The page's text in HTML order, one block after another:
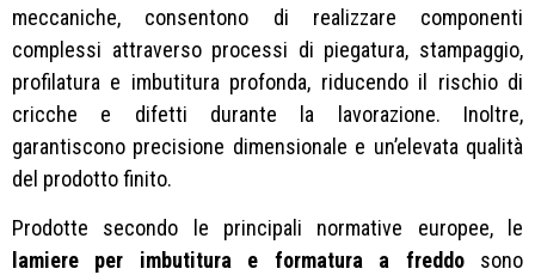
meccaniche, consentono di realizzare componenti
complessi attraverso processi di piegatura, stampaggio,
profilatura e imbutitura profonda, riducendo il rischio di
cricche e difetti durante la lavorazione. Inoltre,
garantiscono precisione dimensionale e un’elevata qualità
del prodotto finito.
Prodotte secondo le principali normative europee, le
lamiere per imbutitura e formatura a freddosono